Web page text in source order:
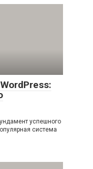
успешного
система